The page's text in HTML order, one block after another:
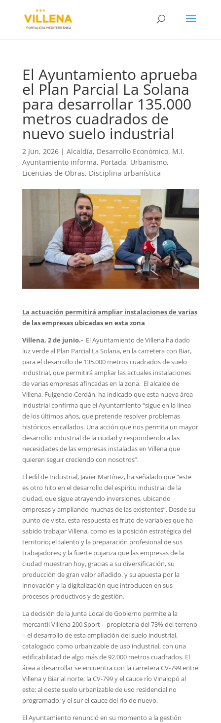
El Ayuntamiento aprueba
el Plan Parcial La Solana
para desarrollar 135.000
metros cuadrados de
nuevo suelo industrial
2 Jun, 2026| Alcaldía, Desarrollo Económico, M.I.
Ayuntamiento informa, Portada, Urbanismo,
Licencias de Obras, Disciplina urbanística
La actuación permitirá ampliar instalaciones de varias
de las empresas ubicadas en esta zona
Villena, 2 de junio.- El Ayuntamiento de Villena ha dado
luz verde al Plan Parcial La Solana, en la carretera con Biar,
para el desarrollo de 135.000 metros cuadrados de suelo
industrial, que permitirá ampliar las actuales instalaciones
de varias empresas afincadas en la zona. El alcalde de
Villena, Fulgencio Cerdán, ha indicado que esta nueva área
industrial confirma que el Ayuntamiento “sigue en la línea
de los últimos años, que pretende resolver problemas
históricos encallados. Una acción que nos permita un mayor
desarrollo industrial de la ciudad y respondiendo a las
necesidades de las empresas instaladas en Villena que
quieren seguir creciendo con nosotros”.
El edil de Industrial, Javier Martínez, ha señalado que “este
es otro hito en el desarrollo del espíritu industrial de la
ciudad, que sigue atrayendo inversiones, ubicando
empresas y ampliando muchas de las existentes”. Desde su
punto de vista, esta respuesta es fruto de variables que ha
sabido trabajar Villena, como es la posición estratégica del
territorio; el talento y la preparación profesional de sus
trabajadores; y la fuerte pujanza que las empresas de la
ciudad muestran hoy, gracias a su diversificación, su
producción de gran valor añadido, y su apuesta por la
innovación y la digitalización que introducen en sus
procesos productivos y de gestión.
La decisión de la Junta Local de Gobierno permite a la
mercantil Villena 200 Sport – propietaria del 73% del terreno
– el desarrollo de esta ampliación del suelo industrial,
catalogado como urbanizable de uso industrial, con una
edificabilidad de algo más de 92.000 metros cuadrados. El
área a desarrollar se encuentra con la carretera CV-799 entre
Villena y Biar al norte; la CV-799 y el cauce río Vinalopó al
este; al oeste suelo urbanizable de uso residencial no
programado; y el sur el cauce del río de nuevo.
El Ayuntamiento renunció en su momento a la gestión